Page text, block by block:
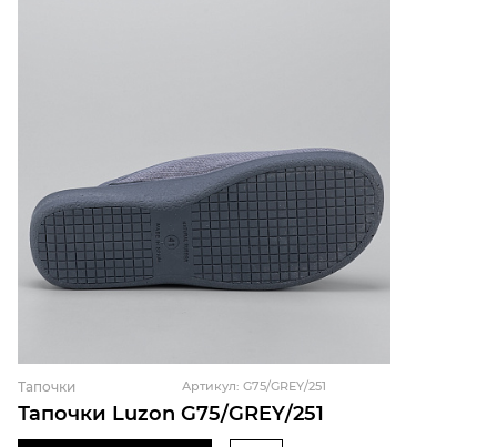
Тапочки Luzon G75/GREY/251
Тапочки Артикул: G75/GREY/251